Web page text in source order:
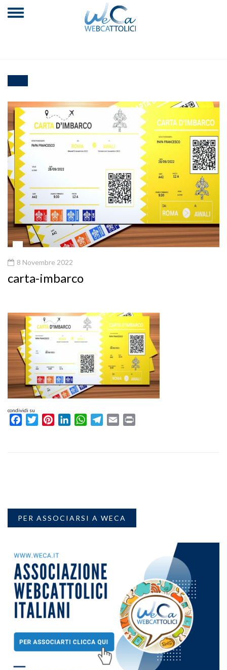
8 Novembre 2022
carta-imbarco
condividi su
FacebookTwitterPinterestLinkedInWhatsAppTelegram
Email
PER ASSOCIARSI A WECA